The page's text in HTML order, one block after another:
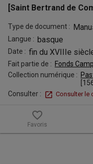
[Saint Bertrand de
Type de document :
Langue : basque
Date : fin du XVIIIe
Fait partie de : Fonds
Collection numérique :
Consulter :
Consulter le
favorite_border
Favoris